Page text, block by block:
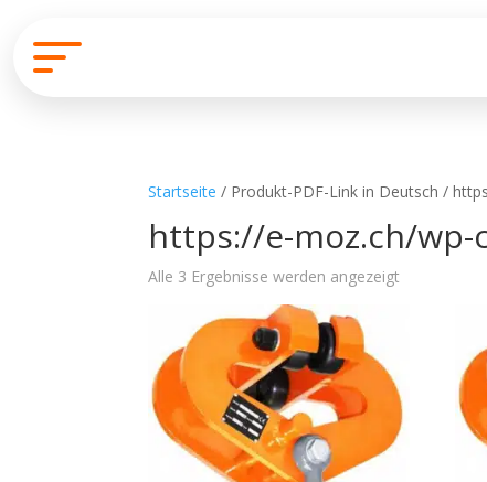
Startseite / Produkt-PDF-Link in Deutsch /
https://e-moz.ch/wp-
Alle 3 Ergebnisse werden angezeigt